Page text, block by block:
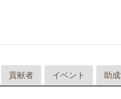
貢献者 イベント 助